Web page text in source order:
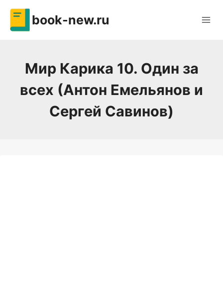
Перейти
содержимому
book-new.ru
Мир Карика 10. Один за
всех (Антон Емельянов и
Сергей Савинов)